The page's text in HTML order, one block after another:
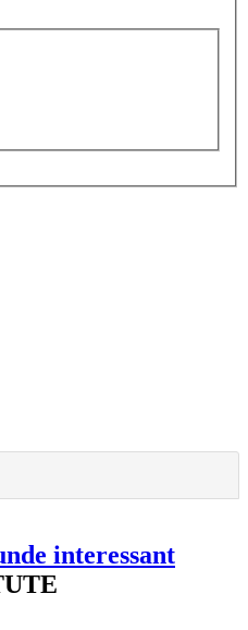
interessant